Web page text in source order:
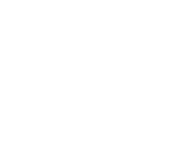
assassinatos